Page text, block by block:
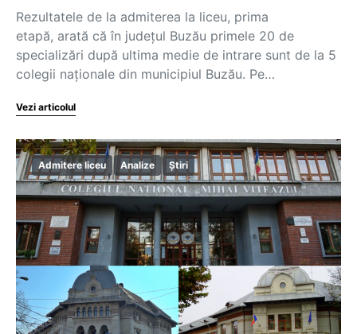
Rezultatele de la admiterea la liceu, prima
etapă, arată că în județul Buzău primele 20 de
specializări după ultima medie de intrare sunt de la 5
colegii naționale din municipiul Buzău. Pe…
Vezi articolul
Admitere liceu Analize Știri